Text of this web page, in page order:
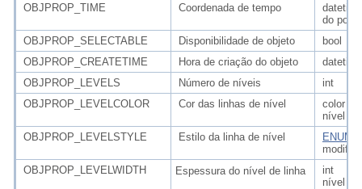
OBJPROP_TIME
Coordenada de tempo
do
OBJPROP_SELECTABLE
Disponibilidade de objeto
bool
OBJPROP_CREATETIME
Hora de criação do objeto
OBJPROP_LEVELS
Número de níveis
int
OBJPROP_LEVELCOLOR
Cor das linhas de nível
color
nível
OBJPROP_LEVELSTYLE
Estilo da linha de nível
OBJPROP_LEVELWIDTH
Espessura do nível de linha
int
nível